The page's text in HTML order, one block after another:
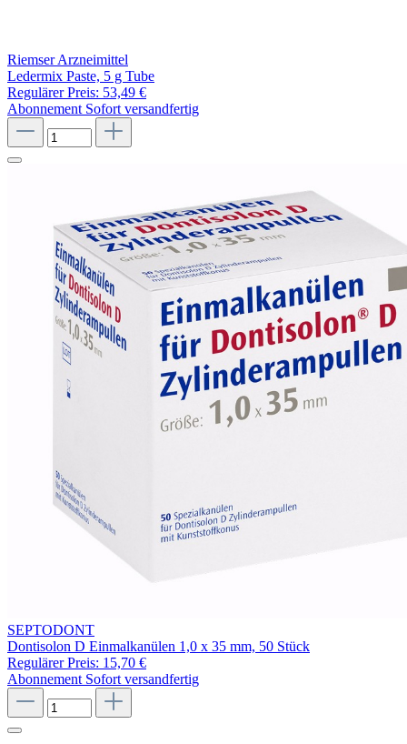
Riemser Arzneimittel
Ledermix Paste, 5 g Tube
Regulärer Preis: 53,49 €
Abonnement Sofort versandfertig
SEPTODONT
Dontisolon D Einmalkanülen 1,0 x 35 mm, 50 Stück
Regulärer Preis: 15,70 €
Abonnement Sofort versandfertig